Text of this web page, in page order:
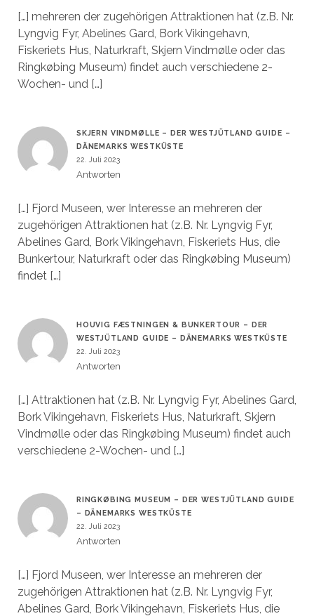
[…] mehreren der zugehörigen Attraktionen hat (z.B. Nr.
Lyngvig Fyr, Abelines Gard, Bork Vikingehavn,
Fiskeriets Hus, Naturkraft, Skjern Vindmølle oder das
Ringkøbing Museum) findet auch verschiedene 2-
Wochen- und […]
SKJERN VINDMØLLE – DER WESTJÜTLAND GUIDE –
DÄNEMARKS WESTKÜSTE
22. Juli 2023
Antworten
[…] Fjord Museen, wer Interesse an mehreren der
zugehörigen Attraktionen hat (z.B. Nr. Lyngvig Fyr,
Abelines Gard, Bork Vikingehavn, Fiskeriets Hus, die
Bunkertour, Naturkraft oder das Ringkøbing Museum)
findet […]
HOUVIG FÆSTNINGEN & BUNKERTOUR – DER
WESTJÜTLAND GUIDE – DÄNEMARKS WESTKÜSTE
22. Juli 2023
Antworten
[…] Attraktionen hat (z.B. Nr. Lyngvig Fyr, Abelines Gard,
Bork Vikingehavn, Fiskeriets Hus, Naturkraft, Skjern
Vindmølle oder das Ringkøbing Museum) findet auch
verschiedene 2-Wochen- und […]
RINGKØBING MUSEUM – DER WESTJÜTLAND GUIDE
– DÄNEMARKS WESTKÜSTE
22. Juli 2023
Antworten
[…] Fjord Museen, wer Interesse an mehreren der
zugehörigen Attraktionen hat (z.B. Nr. Lyngvig Fyr,
Abelines Gard, Bork Vikingehavn, Fiskeriets Hus, die